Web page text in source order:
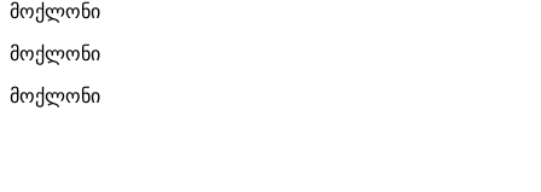
მოქლონი
მოქლონი
მოქლონი